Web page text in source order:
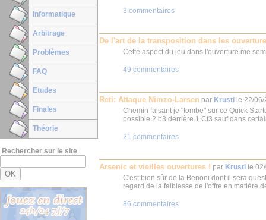
Informatique
Arbitrage
Problèmes
FAQ
Etudes
Finales
Théorie
Rechercher sur le site
3 commentaires
De l'art de la transposition dans les
Cette aspect du jeu dans l'ouverture me
49 commentaires
Reti: Attaque Nimzo-Larsen par Krusti le 22/06/
Chemin faisant je "tombe" sur ce Quick
possible 2.b3 derrière 1.Cf3 sauf dans
21 commentaires
Arsenic et vieilles ouvertures ! par Krusti le
C'est bien sûr de la Benoni dont il sera
regard de la faiblesse de l'offre en matière
86 commentaires